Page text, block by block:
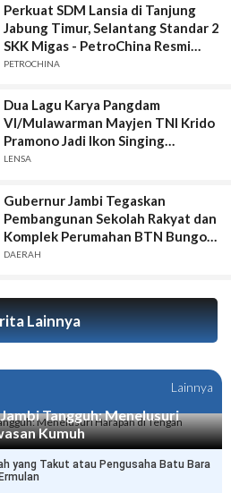
Perkuat SDM Lansia di Tanjung
Jabung Timur, Selantang Standar 2
SKK Migas - PetroChina Resmi
Bergulir di Geragai
PETROCHINA
Dua Lagu Karya Pangdam
VI/Mulawarman Mayjen TNI Krido
Pramono Jadi Ikon Singing
Competition HUT Ke-81 RI
LENSA
Gubernur Jambi Tegaskan
Pembangunan Sekolah Rakyat dan
Komplek Perumahan BTN Bungo
Green City Harus Sejalan
DAERAH
Lainnya
Lainnya
Tangguh: Menelusuri
Kumuh
yang Takut atau Pengusaha Batu Bara